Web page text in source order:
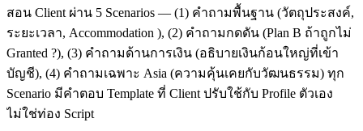
สอน Client ผ่าน 5 Scenarios — (1) คำถามพื้นฐาน (วัตถุประสงค์,
ระยะเวลา, Accommodation ), (2) คำถามกดดัน (Plan B ถ้าถูกไม่
Granted ?), (3) คำถามด้านการเงิน (อธิบายเงินก้อนใหญ่ที่เข้า
บัญชี), (4) คำถามเฉพาะ Asia (ความคุ้นเคยกับวัฒนธรรม) ทุก
Scenario มีคำตอบ Template ที่ Client ปรับใช้กับ Profile ตัวเอง
ไม่ใช่ท่อง Script